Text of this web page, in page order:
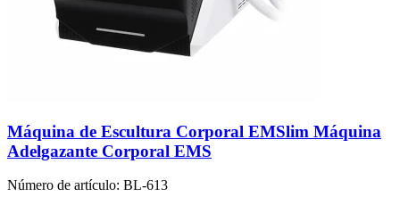
Máquina de Escultura Corporal EMSlim Máquina
Adelgazante Corporal EMS
Número de artículo: BL-613